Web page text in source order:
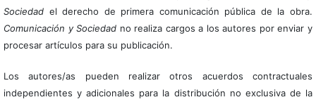
Sociedadel derecho de primera comunicación pública de la obra.
Comunicación y Sociedad no realiza cargos a los autores por enviar y
procesar artículos para su publicación.
Los autores/as pueden realizar otros acuerdos contractuales
independientes y adicionales para la distribución no exclusiva de la